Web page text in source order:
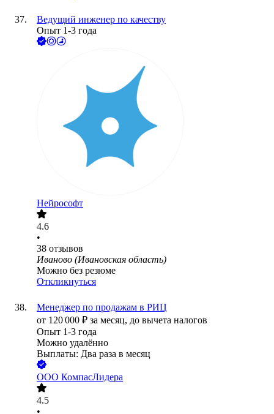
Ведущий инженер по качеству
Опыт 1-3 года
Нейрософт
4.6
•
38 отзывов
Иваново (Ивановская область)
Можно без резюме
Откликнуться
Менеджер по продажам в РИЦ
от 120 000 ₽ за месяц, до вычета налогов
Опыт 1-3 года
Можно удалённо
Выплаты: Два раза в месяц
ООО КомпасЛидера
4.5
•